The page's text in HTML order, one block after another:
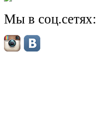
Мы в соц.сетях: